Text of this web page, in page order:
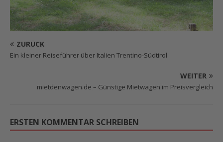
ZURÜCK
Ein kleiner Reiseführer über Italien Trentino-Südtirol
WEITER
mietdenwagen.de – Günstige Mietwagen im Preisvergleich
ERSTEN KOMMENTAR SCHREIBEN